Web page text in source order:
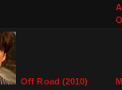
Off Road (2010)